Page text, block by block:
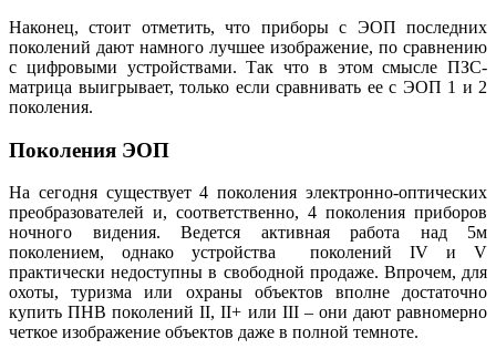
Наконец, стоит отметить, что приборы с ЭОП последних
поколений дают намного лучшее изображение, по сравнению
с цифровыми устройствами. Так что в этом смысле ПЗС-
матрица выигрывает, только если сравнивать ее с ЭОП 1 и 2
поколения.
Поколения ЭОП
На сегодня существует 4 поколения электронно-оптических
преобразователей и, соответственно, 4 поколения приборов
ночного видения. Ведется активная работа над 5м
поколением, однако устройства поколений IV и V
практически недоступны в свободной продаже. Впрочем, для
охоты, туризма или охраны объектов вполне достаточно
купить ПНВ поколений II, II+ или III – они дают равномерно
четкое изображение объектов даже в полной темноте.